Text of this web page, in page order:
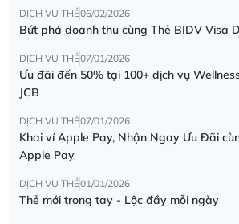
DỊCH VỤ THẺ06/02/2026
Bứt phá doanh thu cùng Thẻ BIDV Visa
DỊCH VỤ THẺ07/01/2026
Ưu đãi đến 50% tại 100+ dịch vụ
JCB
DỊCH VỤ THẺ07/01/2026
Khai ví Apple Pay, Nhận Ngay Ưu Đãi
Apple Pay
DỊCH VỤ THẺ01/01/2026
Thẻ mới trong tay - Lộc đầy mỗi ngày